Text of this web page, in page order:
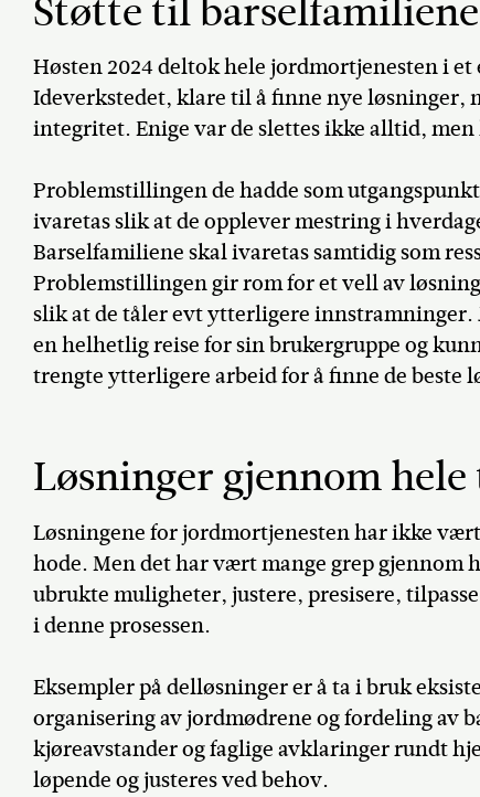
Høsten 2024 deltok hele jordmortjenesten i
Ideverkstedet, klare til å finne nye løsninger,
integritet. Enige var de slettes ikke alltid,
Problemstillingen de hadde som
ivaretas slik at de opplever mestring i
Barselfamiliene skal ivaretas samtidig som
Problemstillingen gir rom for et vell av
slik at de tåler evt ytterligere innstramninger.
en helhetlig reise for sin brukergruppe og
trengte ytterligere arbeid for å finne de beste
Løsninger gjennom
Løsningene for jordmortjenesten har ikke
hode. Men det har vært mange grep gjennom
ubrukte muligheter, justere, presisere,
i denne prosessen.
Eksempler på delløsninger er å ta i bruk
organisering av jordmødrene og fordeling av
kjøreavstander og faglige avklaringer rundt
løpende og justeres ved behov.